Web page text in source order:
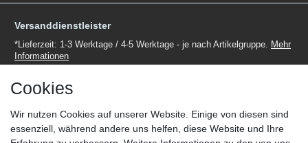
Versanddienstleister
*Lieferzeit: 1-3 Werktage / 4-5 Werktage - je nach Artikelgruppe. Mehr
Informationen
Cookies
Wir nutzen Cookies auf unserer Website. Einige von diesen sind
essenziell, während andere uns helfen, diese Website und Ihre